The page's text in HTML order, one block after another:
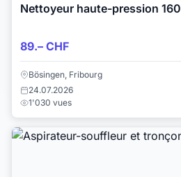
Nettoyeur haute-pression
89.– CHF
Bösingen, Fribourg
24.07.2026
1'030 vues